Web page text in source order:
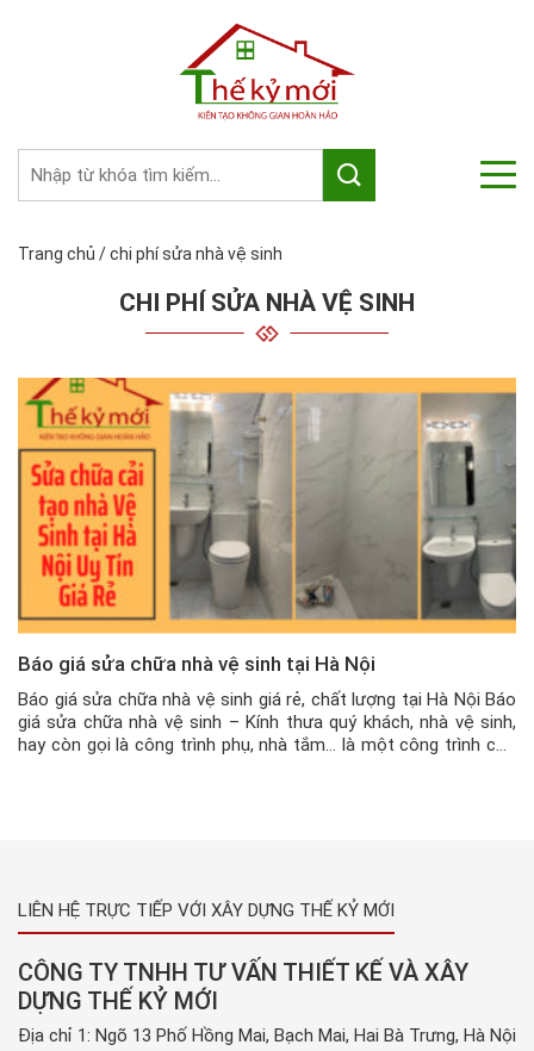
Trang chủ /chi phí sửa nhà vệ sinh
CHI PHÍ SỬA NHÀ VỆ SINH
Báo giá sửa chữa nhà vệ sinh tại Hà Nội
Báo giá sửa chữa nhà vệ sinh giá rẻ, chất lượng tại Hà Nội Báo
giá sửa chữa nhà vệ sinh – Kính thưa quý khách, nhà vệ sinh,
hay còn gọi là công trình phụ, nhà tắm… là một công trình cực
LIÊN HỆ TRỰC TIẾP VỚI XÂY DỰNG THẾ KỶ MỚI
CÔNG TY TNHH TƯ VẤN THIẾT KẾ VÀ XÂY
DỰNG THẾ KỶ MỚI
Địa chỉ 1: Ngõ 13 Phố Hồng Mai, Bạch Mai, Hai Bà Trưng, Hà Nội